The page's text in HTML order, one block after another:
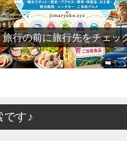
歴史上の人物を動画で勉強
です♪